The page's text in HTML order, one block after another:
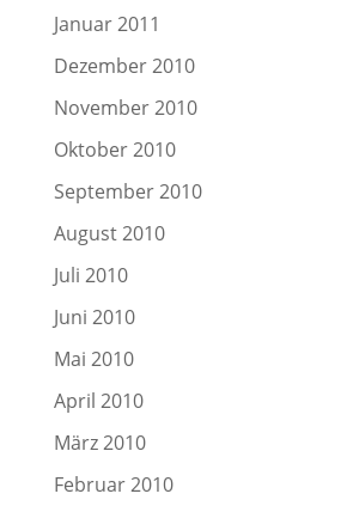
Januar 2011
Dezember 2010
November 2010
Oktober 2010
September 2010
August 2010
Juli 2010
Juni 2010
Mai 2010
April 2010
März 2010
Februar 2010